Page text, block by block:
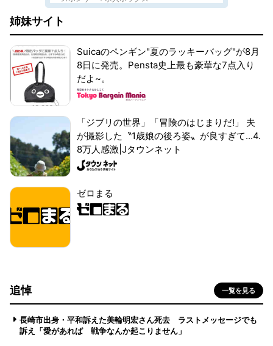
姉妹サイト
Suicaのペンギン"夏のラッキーバッグ"が8月
8日に発売。Pensta史上最も豪華な7点入り
だよ~。
「ジブリの世界」「冒険のはじまりだ!」 夫
が撮影した〝1歳娘の後ろ姿〟が良すぎて...4.
8万人感激|Jタウンネット
ゼロまる
追悼 一覧を見る
長崎市出身・平和訴えた美輪明宏さん死去 ラストメッセージでも
訴え「愛があれば 戦争なんか起こりません」